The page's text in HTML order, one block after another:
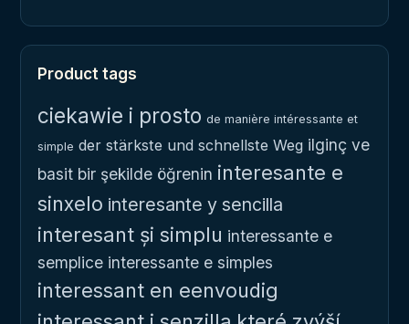
Product tags
ciekawie i prosto de manière intéressante et
simple der stärkste und schnellste Weg ilginç ve
basit bir şekilde öğrenin interesante e
sinxelo interesante y sencilla
interesant și simplu interessante e
semplice interessante e simples
interessant en eenvoudig